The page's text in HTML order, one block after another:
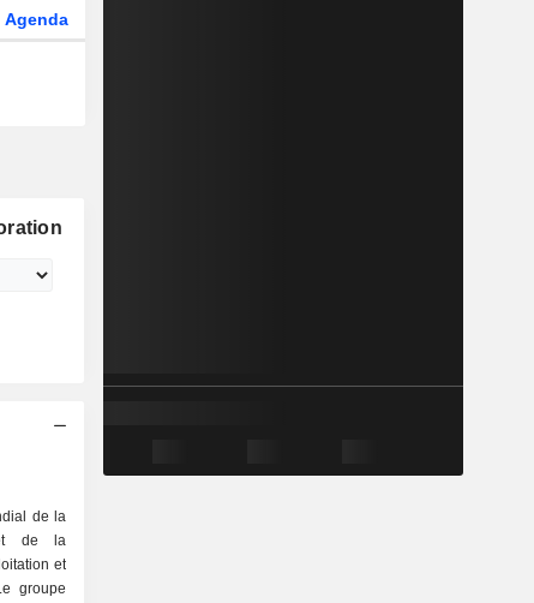
Agenda
de la
et de la
et
groupe